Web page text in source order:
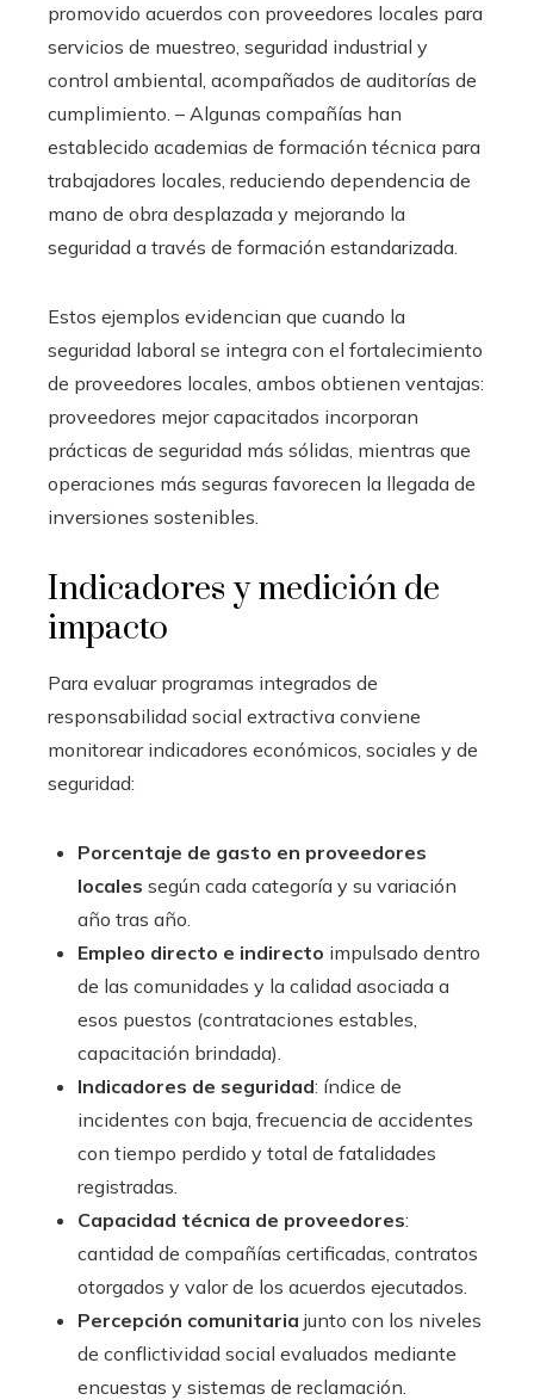
promovido acuerdos con proveedores locales para
servicios de muestreo, seguridad industrial y
control ambiental, acompañados de auditorías de
cumplimiento. – Algunas compañías han
establecido academias de formación técnica para
trabajadores locales, reduciendo dependencia de
mano de obra desplazada y mejorando la
seguridad a través de formación estandarizada.
Estos ejemplos evidencian que cuando la
seguridad laboral se integra con el fortalecimiento
de proveedores locales, ambos obtienen ventajas:
proveedores mejor capacitados incorporan
prácticas de seguridad más sólidas, mientras que
operaciones más seguras favorecen la llegada de
inversiones sostenibles.
Indicadores y medición de
impacto
Para evaluar programas integrados de
responsabilidad social extractiva conviene
monitorear indicadores económicos, sociales y de
seguridad:
Porcentaje de gasto en proveedores
locales según cada categoría y su variación
año tras año.
Empleo directo e indirecto impulsado dentro
de las comunidades y la calidad asociada a
esos puestos (contrataciones estables,
capacitación brindada).
Indicadores de seguridad: índice de
incidentes con baja, frecuencia de accidentes
con tiempo perdido y total de fatalidades
registradas.
Capacidad técnica de proveedores:
cantidad de compañías certificadas, contratos
otorgados y valor de los acuerdos ejecutados.
Percepción comunitaria junto con los niveles
de conflictividad social evaluados mediante
encuestas y sistemas de reclamación.